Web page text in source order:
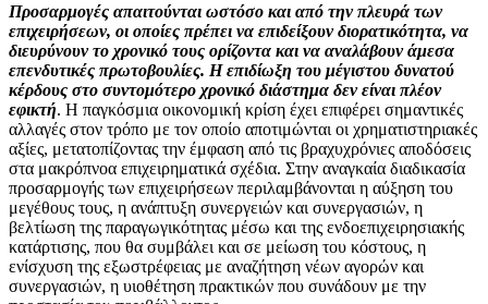
Προσαρμογές απαιτούνται ωστόσο και από την πλευρά των
επιχειρήσεων, οι οποίες πρέπει να επιδείξουν διορατικότητα, να
διευρύνουν το χρονικό τους ορίζοντα και να αναλάβουν άμεσα
επενδυτικές πρωτοβουλίες. Η επιδίωξη του μέγιστου δυνατού
κέρδους στο συντομότερο χρονικό διάστημα δεν είναι πλέον
εφικτή. Η παγκόσμια οικονομική κρίση έχει επιφέρει σημαντικές
αλλαγές στον τρόπο με τον οποίο αποτιμώνται οι χρηματιστηριακές
αξίες, μετατοπίζοντας την έμφαση από τις βραχυχρόνιες αποδόσεις
στα μακρόπνοα επιχειρηματικά σχέδια. Στην αναγκαία διαδικασία
προσαρμογής των επιχειρήσεων περιλαμβάνονται η αύξηση του
μεγέθους τους, η ανάπτυξη συνεργειών και συνεργασιών, η
βελτίωση της παραγωγικότητας μέσω και της ενδοεπιχειρησιακής
κατάρτισης, που θα συμβάλει και σε μείωση του κόστους, η
ενίσχυση της εξωστρέφειας με αναζήτηση νέων αγορών και
συνεργασιών, η υιοθέτηση πρακτικών που συνάδουν με την